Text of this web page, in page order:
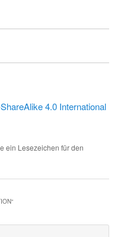
4.0 International
ein Lesezeichen für den
“